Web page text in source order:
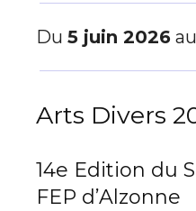
Du 5 juin 2026 au
Arts Divers
14e Edition du
FEP d’Alzonne